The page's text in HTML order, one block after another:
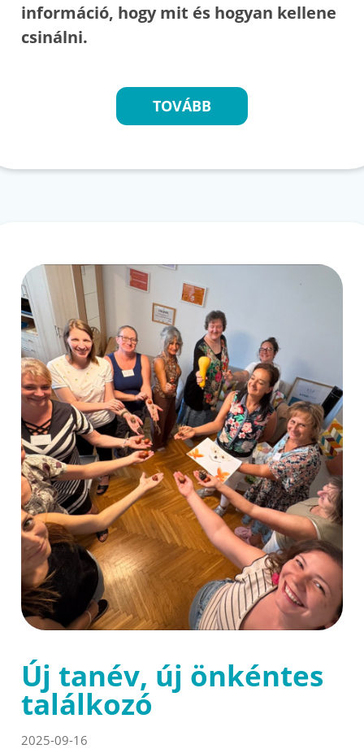
információ, hogy mit és hogyan kellene
csinálni.
TOVÁBB
Új tanév, új önkéntes
találkozó
2025-09-16